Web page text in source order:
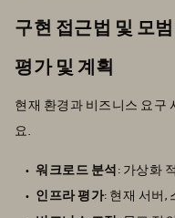
구현 접근법 및 모
평가 및 계획
현재 환경과 비즈니스 요구
요.
워크로드 분석: 가상화
인프라 평가: 현재 서버,